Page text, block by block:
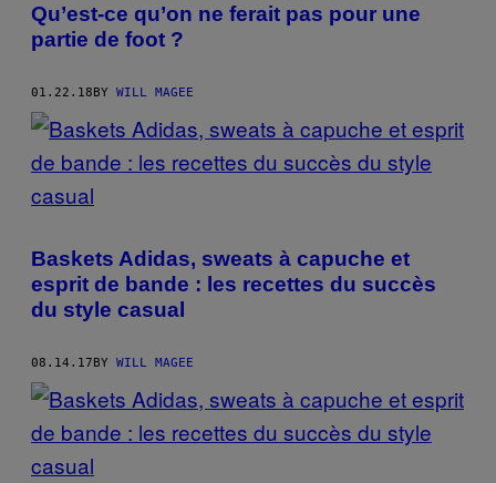
Qu’est-ce qu’on ne ferait pas pour une
partie de foot ?
01.22.18BY WILL MAGEE
Baskets Adidas, sweats à capuche et
esprit de bande : les recettes du succès
du style casual
08.14.17BY WILL MAGEE